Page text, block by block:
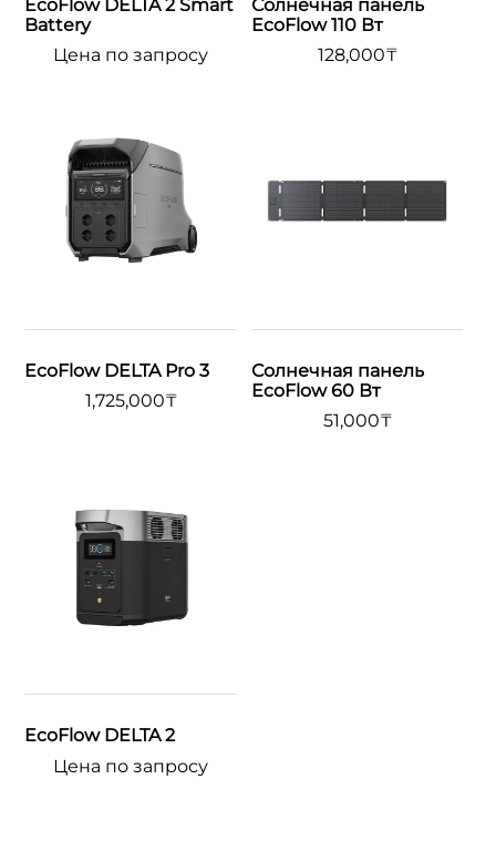
EcoFlow DELTA 2 Smart
Battery
Цена по запросу
Солнечная панель
EcoFlow 110 Вт
128,000₸
EcoFlow DELTA Pro 3
1,725,000₸
Солнечная панель
EcoFlow 60 Вт
51,000₸
EcoFlow DELTA 2
Цена по запросу